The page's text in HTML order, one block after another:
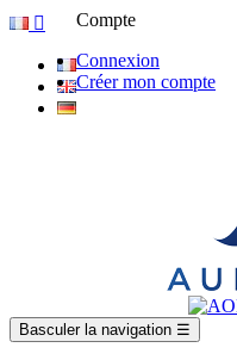

Compte
Connexion
Créer mon compte
Basculer la navigation ☰